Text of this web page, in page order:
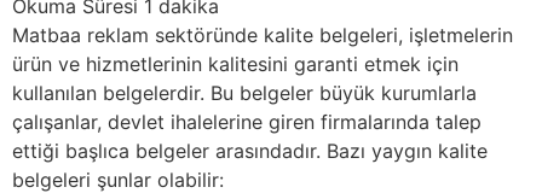
Matbaa reklam sektöründe kalite belgeleri, işletmelerin
ürün ve hizmetlerinin kalitesini garanti etmek için
kullanılan belgelerdir. Bu belgeler büyük kurumlarla
çalışanlar, devlet ihalelerine giren firmalarında talep
ettiği başlıca belgeler arasındadır. Bazı yaygın kalite
belgeleri şunlar olabilir: